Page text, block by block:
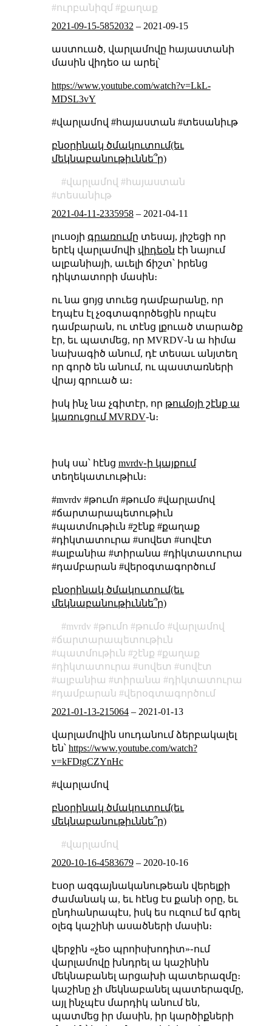
ուրբանիզմ
քաղաք
2021-09-15-5852032 – 2021-09-15
աստուած, վարլամովը հայաստանի
մասին վիդեօ ա արել՝
https://www.youtube.com/watch?v=LkL-
MDSL3vY
#վարլամով #հայաստան #տեսանիւթ
բնօրինակ ծմակուտում(եւ
մեկնաբանութիւննե՞ր)
վարլամով
հայաստան
տեսանիւթ
2021-04-11-2335958– 2021-04-11
լուսօյի գրառումը տեսայ, յիշեցի որ
երէկ վարլամովի վիդեօն էի նայում
ալբանիայի, աւելի ճիշտ՝ իրենց
դիկտատորի մասին։
ու նա ցոյց տուեց դամբարանը, որ
էդպէս էլ չօգտագործեցին որպէս
դամբարան, ու տէնց լքուած տարածք
էր, եւ պատմեց, որ MVRDV֊ն ա հիմա
նախագիծ անում, դէ տեսաւ անյտեղ
որ գործ են անում, ու պաստառների
վրայ գրուած ա։
իսկ ինչ նա չգիտէր, որ թումօյի շէնք ա
կառուցում MVRDV֊ն։
իսկ սա՝ հէնց mvrdv֊ի կայքում
տեղեկատւութիւն։
#mvrdv #թումո #թումօ #վարլամով
#ճարտարապետութիւն
#պատմութիւն #շէնք #քաղաք
#դիկտատուրա #սովետ #սովէտ
#ալբանիա #տիրանա #դիկտատուրա
#դամբարան #վերօգտագործում
բնօրինակ ծմակուտում(եւ
մեկնաբանութիւննե՞ր)
mvrdv թումո թումօ
վարլամով
ճարտարապետութիւն
պատմութիւն
շէնք
քաղաք
դիկտատուրա
սովետ
սովէտ
ալբանիա
տիրանա
դիկտատուրա
դամբարան
վերօգտագործում
2021-01-13-215064– 2021-01-13
վարլամովին սուդանում ձերբակալել
են՝ https://www.youtube.com/watch?
v=kFDtgCZYnHc
#վարլամով
բնօրինակ ծմակուտում(եւ
մեկնաբանութիւննե՞ր)
վարլամով
2020-10-16-4583679– 2020-10-16
էսօր ազգայնականութեան վերելքի
ժամանակ ա, եւ հէնց էս քանի օրը, եւ
ընդհանրապէս, իսկ ես ուզում եմ գրել
օլեգ կաշինի ասածների մասին։
վերջին «չեօ պրոիսխոդիտ»֊ում
վարլամովը խնդրել ա կաշինին
մեկնաբանել արցախի պատերազմը։
կաշինը չի մեկնաբանել պատերազմը,
այլ ինչպէս մարդիկ անում են,
պատմեց իր մասին, իր կարծիքների